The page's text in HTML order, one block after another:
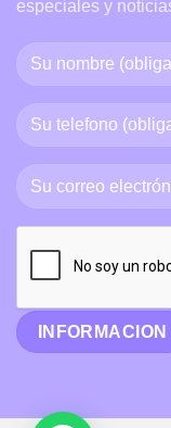
especiales y